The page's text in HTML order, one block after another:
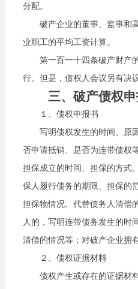
分配。
破产企业的董事、监事和高
业职工的平均工资计算。
第一百一十四条破产财产
行。但是，债权人会议另有决
三、破产债权申
１、债权申报书
写明债权发生的时间、原因
否申请抵销、是否为连带债权
担保成立的时间、担保的方式
保人履行债务的期限、担保的
担保物情况、代替债务人清偿
人的，写明连带债务发生的时
清偿的情况等；对破产企业拥
２、债权证据材料
债权产生或存在的证据材料